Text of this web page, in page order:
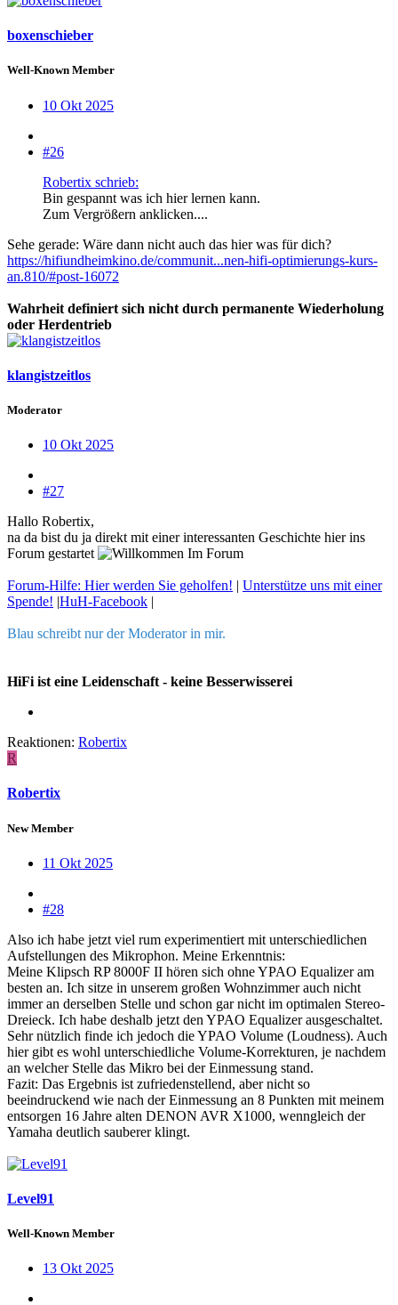
boxenschieber
Well-Known Member
10 Okt 2025
#26
Robertix schrieb:
Bin gespannt was ich hier lernen kann.
Zum Vergrößern anklicken....
Sehe gerade: Wäre dann nicht auch das hier was für dich?
https://hifiundheimkino.de/communit...nen-hifi-optimierungs-kurs-
an.810/#post-16072
Wahrheit definiert sich nicht durch permanente Wiederholung
oder Herdentrieb
klangistzeitlos
Moderator
10 Okt 2025
#27
Hallo Robertix,
na da bist du ja direkt mit einer interessanten Geschichte hier ins
Forum gestartet
Forum-Hilfe: Hier werden Sie geholfen! | Unterstütze uns mit einer
Spende! |HuH-Facebook |
Blau schreibt nur der Moderator in mir.
HiFi ist eine Leidenschaft - keine Besserwisserei
Reaktionen: Robertix
R
Robertix
New Member
11 Okt 2025
#28
Also ich habe jetzt viel rum experimentiert mit unterschiedlichen
Aufstellungen des Mikrophon. Meine Erkenntnis:
Meine Klipsch RP 8000F II hören sich ohne YPAO Equalizer am
besten an. Ich sitze in unserem großen Wohnzimmer auch nicht
immer an derselben Stelle und schon gar nicht im optimalen Stereo-
Dreieck. Ich habe deshalb jetzt den YPAO Equalizer ausgeschaltet.
Sehr nützlich finde ich jedoch die YPAO Volume (Loudness). Auch
hier gibt es wohl unterschiedliche Volume-Korrekturen, je nachdem
an welcher Stelle das Mikro bei der Einmessung stand.
Fazit: Das Ergebnis ist zufriedenstellend, aber nicht so
beeindruckend wie nach der Einmessung an 8 Punkten mit meinem
entsorgen 16 Jahre alten DENON AVR X1000, wenngleich der
Yamaha deutlich sauberer klingt.
Level91
Well-Known Member
13 Okt 2025